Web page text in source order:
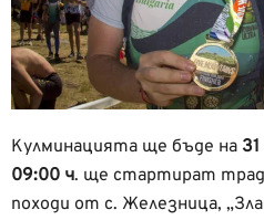
Кулминацията ще бъде на
09:00 ч. ще стартират
походи от с. Железница,